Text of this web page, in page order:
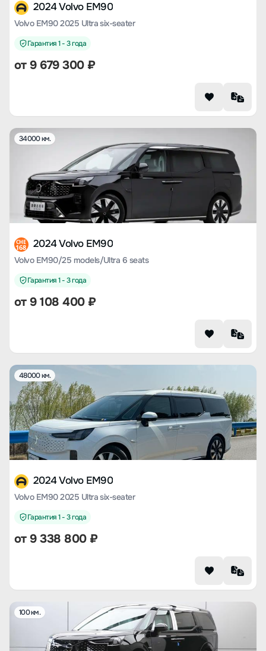
2024 Volvo EM90
Volvo EM90 2025 Ultra six-seater
Гарантия 1 - 3 года
от9 679 300₽
34000 км.
CHE
168 2024 Volvo EM90
Volvo EM90/25 models/Ultra 6 seats
Гарантия 1 - 3 года
от9 108 400₽
48000 км.
2024 Volvo EM90
Volvo EM90 2025 Ultra six-seater
Гарантия 1 - 3 года
от9 338 800₽
100 км.